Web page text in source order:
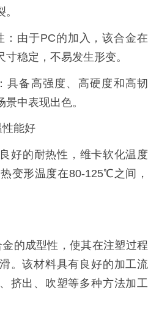
：由于PC的加入，该合金在
稳定，不易发生形变。
具备高强度、高硬度和高韧
中表现出色。
能好
好的耐热性，维卡软化温度
变形温度在80-125℃之间，
的成型性，使其在注塑过程
。该材料具有良好的加工流
挤出、吹塑等多种方法加工